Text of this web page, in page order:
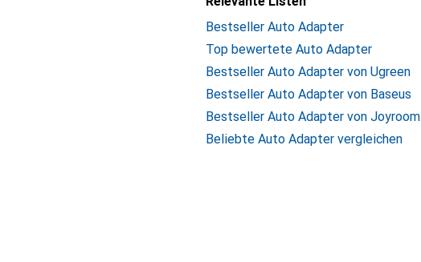
Bestseller Auto Adapter
Top bewertete Auto Adapter
Bestseller Auto Adapter von Ugreen
Bestseller Auto Adapter von Baseus
Bestseller Auto Adapter von Joyroom
Beliebte Auto Adapter vergleichen